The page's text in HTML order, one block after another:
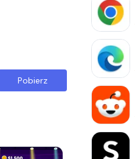
Pobierz